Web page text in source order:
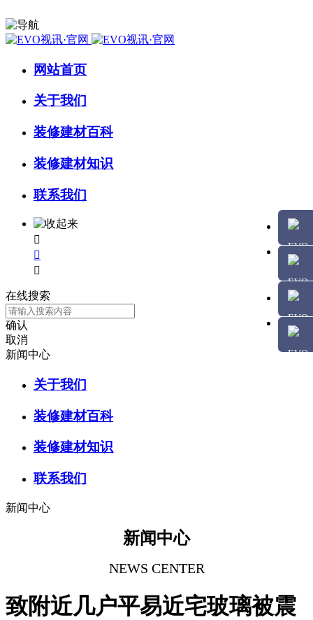
网站首页
关于我们
装修建材百科
装修建材知识
联系我们



在线搜索
确认
取消
新闻中心
关于我们
装修建材百科
装修建材知识
联系我们
新闻中心
新闻中心
NEWS CENTER
致附近几户平易近宅玻璃被震